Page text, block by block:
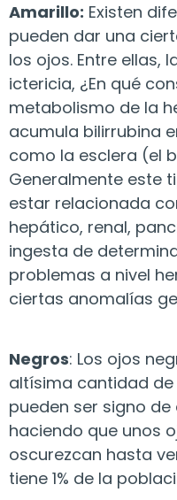
Amarillo: Existen
pueden dar una
los ojos. Entre ellas,
ictericia, ¿En qué
metabolismo de la
acumula bilirrubina
como la esclera (el
Generalmente este
estar relacionada
hepático, renal,
ingesta de
problemas a nivel
ciertas anomalías
Negros: Los ojos
altísima cantidad de
pueden ser signo
haciendo que unos
oscurezcan hasta
tiene 1% de la